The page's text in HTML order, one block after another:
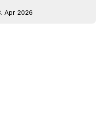
Apr 2026